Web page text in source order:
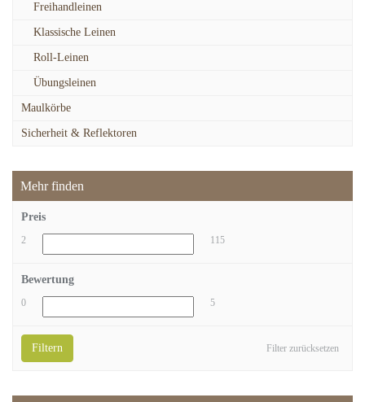
Freihandleinen
Klassische Leinen
Roll-Leinen
Übungsleinen
Maulkörbe
Sicherheit & Reflektoren
Mehr finden
Preis
2 115
Bewertung
0 5
Filter zurücksetzen
Filtern